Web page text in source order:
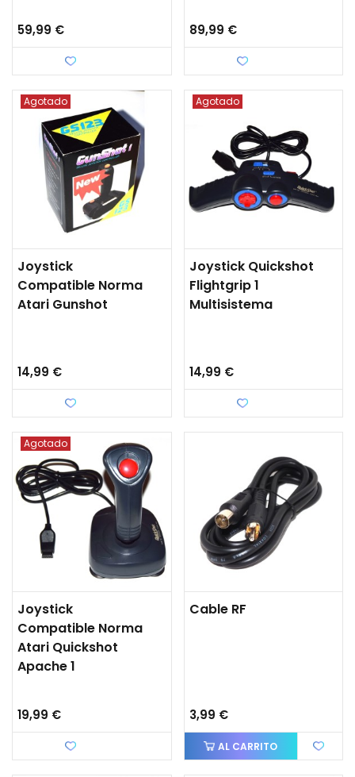
59,99 € 89,99 €
Agotado
Joystick
Compatible Norma
Atari Gunshot
14,99 €
Agotado
Joystick Quickshot
Flightgrip 1
Multisistema
14,99 €
Agotado
Joystick
Compatible Norma
Atari Quickshot
Apache 1
19,99 €
Cable RF
3,99 €
AL CARRITO